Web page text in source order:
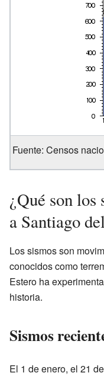
Fuente: Censos
¿Qué son los
a Santiago
Los sismos son
conocidos como
Estero ha
historia.
Sismos
El 1 de enero, el 21